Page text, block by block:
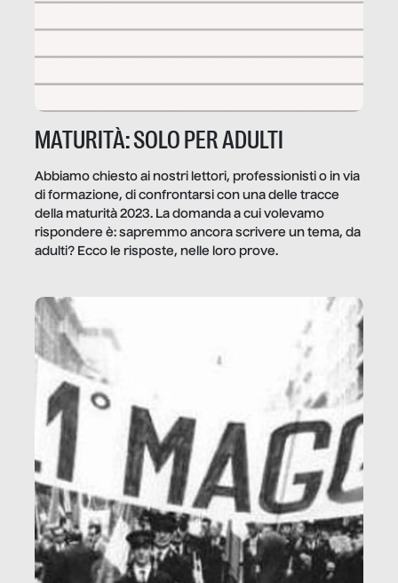
MATURITÀ: SOLO PER ADULTI
Abbiamo chiesto ai nostri lettori, professionisti o in via
di formazione, di confrontarsi con una delle tracce
della maturità 2023. La domanda a cui volevamo
rispondere è: sapremmo ancora scrivere un tema, da
adulti? Ecco le risposte, nelle loro prove.